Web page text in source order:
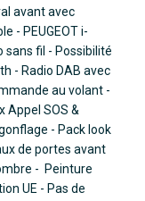
avant avec
- PEUGEOT i-
sans fil - Possibilité
- Radio DAB avec
au volant -
Appel SOS &
- Pack look
de portes avant
- Peinture
UE - Pas de